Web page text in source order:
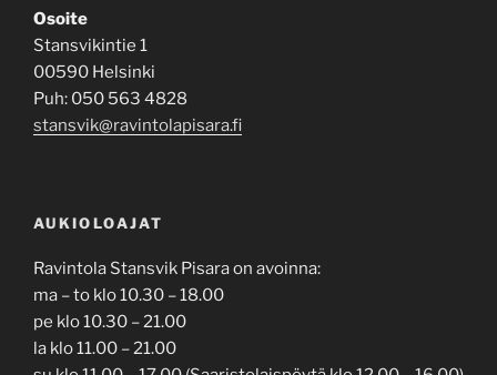
Osoite
Stansvikintie 1
00590 Helsinki
Puh: 050 563 4828
stansvik@ravintolapisara.fi
AUKIOLOAJAT
Ravintola Stansvik Pisara on avoinna:
ma – to klo 10.30 – 18.00
pe klo 10.30 – 21.00
la klo 11.00 – 21.00